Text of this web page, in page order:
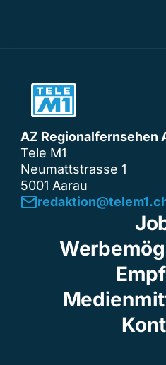
AZ Regionalfernsehen
Tele M1
Neumattstrasse 1
5001 Aarau